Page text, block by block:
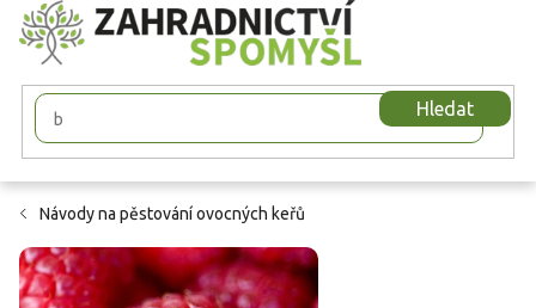
Přejít
na
obsah
Hledat
Návody na pěstování ovocných keřů